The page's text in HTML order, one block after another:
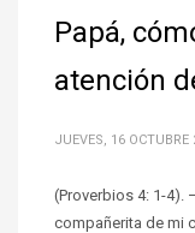
Papá,
atención
JUEVES, 16 OCTUBRE
(Proverbios 4: 1-
compañerita de mi